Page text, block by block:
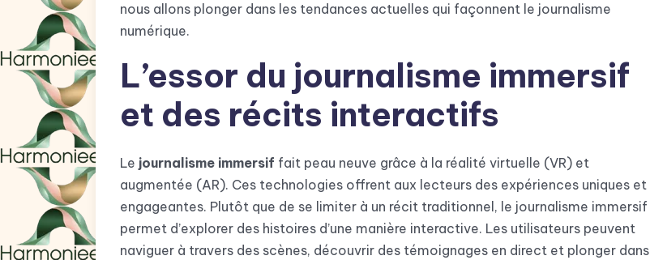
nous allons plonger dans les tendances actuelles qui façonnent le journalisme
numérique.
L’essor du journalisme immersif
et des récits interactifs
Le journalisme immersif fait peau neuve grâce à la réalité virtuelle (VR) et
augmentée (AR). Ces technologies offrent aux lecteurs des expériences uniques et
engageantes. Plutôt que de se limiter à un récit traditionnel, le journalisme immersif
permet d’explorer des histoires d’une manière interactive. Les utilisateurs peuvent
naviguer à travers des scènes, découvrir des témoignages en direct et plonger dans